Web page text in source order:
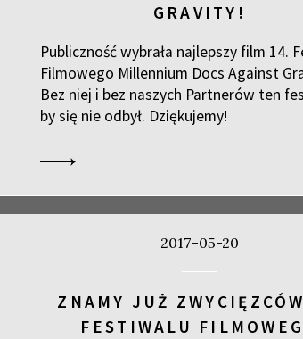
GRAVITY!
Publiczność wybrała najlepszy film 14.
Filmowego Millennium Docs Against
Bez niej i bez naszych Partnerów ten
by się nie odbył. Dziękujemy!
2017-05-20
ZNAMY JUŻ
FESTIWALU